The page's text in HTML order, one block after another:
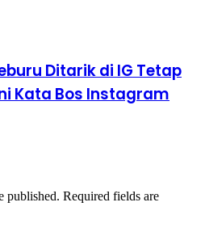
Ditarik di IG Tetap
Kata Bos Instagram
published. Required fields are